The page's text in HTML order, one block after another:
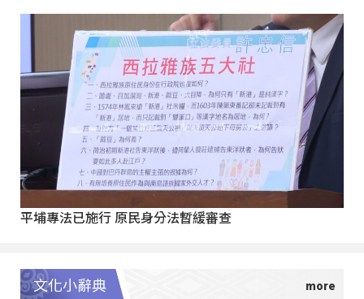
平埔專法已施行 原民身分法暫緩審查
文化小辭典